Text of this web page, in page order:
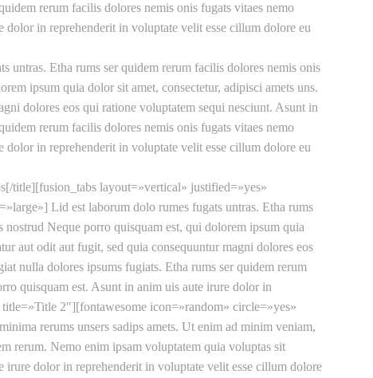
rerum facilis dolores nemis onis fugats vitaes nemo
dolor in reprehenderit in voluptate velit esse cillum dolore eu
Etha rums ser quidem rerum facilis dolores nemis onis
ipsum quia dolor sit amet, consectetur, adipisci amets uns.
dolores eos qui ratione voluptatem sequi nesciunt. Asunt in
rerum facilis dolores nemis onis fugats vitaes nemo
dolor in reprehenderit in voluptate velit esse cillum dolore eu
title][fusion_tabs layout=»vertical» justified=»yes»
Lid est laborum dolo rumes fugats untras. Etha rums
Neque porro quisquam est, qui dolorem ipsum quia
aut odit aut fugit, sed quia consequuntur magni dolores eos
nulla dolores ipsums fugiats. Etha rums ser quidem rerum
quisquam est. Asunt in anim uis aute irure dolor in
2″][fontawesome icon=»random» circle=»yes»
rerums unsers sadips amets. Ut enim ad minim veniam,
rerum. Nemo enim ipsam voluptatem quia voluptas sit
irure dolor in reprehenderit in voluptate velit esse cillum dolore